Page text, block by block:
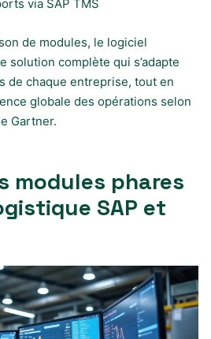
via SAP TMS
de modules, le logiciel
solution complète qui s’adapte
de chaque entreprise, tout en
globale des opérations selon
Gartner.
modules phares
SAP et